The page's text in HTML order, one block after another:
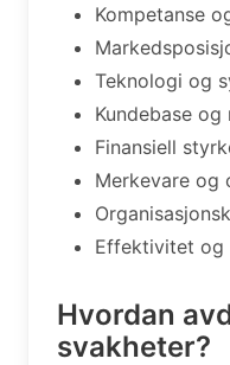
Kompetanse
Teknologi og
Kundebase og
Finansiell
Merkevare og
Effektivitet
Hvordan
svakheter?